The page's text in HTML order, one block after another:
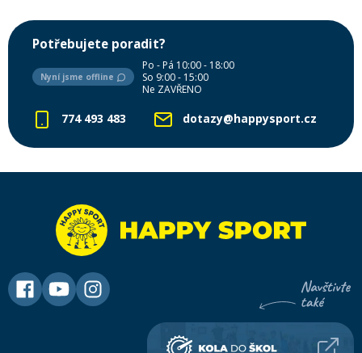
Potřebujete poradit?
Nyní jsme offline
Po - Pá 10:00 - 18:00
So 9:00 - 15:00
Ne ZAVŘENO
774 493 483 dotazy@happysport.cz